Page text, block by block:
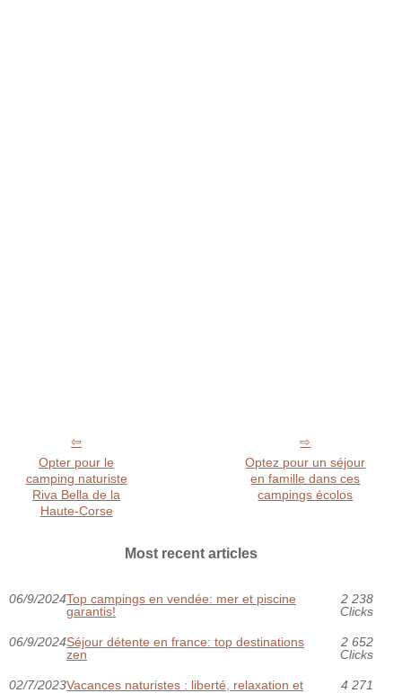
Opter pour le
camping naturiste
Riva Bella de la
Haute-Corse
Optez pour un séjour
en famille dans ces
campings écolos
Most recent articles
06/9/2024Top campings en vendée: mer et piscine
garantis!
2 238
Clicks
06/9/2024Séjour détente en france: top destinations
zen
2 652
Clicks
02/7/2023Vacances naturistes : liberté, relaxation et
4 271